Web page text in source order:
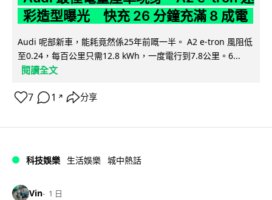
彩造型曝光 快充 26 分鐘充滿 8 成電
Audi 呢部新車，能耗竟然係25年前嘅一半。 A2 e-tron 風阻低
至0.24，每百公里只需12.8 kWh，一度電行到7.8公里。6...
閱讀全文
7 1 ↗ 分享
科技娛樂 生活娛樂 城中熱話
Vin 1 日